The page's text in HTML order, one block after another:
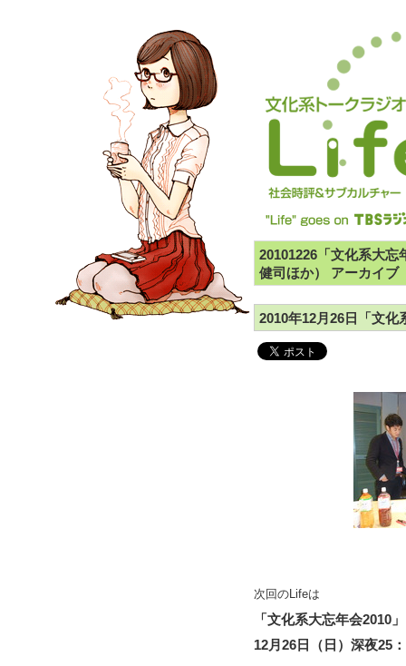
20101226「文化系大忘
健司ほか） アーカイブ
2010年12月26日「文化
次回のLifeは
「文化系大忘年会2010」
12月26日（日）深夜25